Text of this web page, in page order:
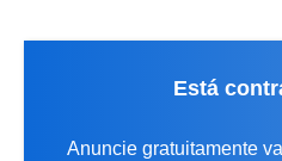
Está
Anuncie gratuitamente